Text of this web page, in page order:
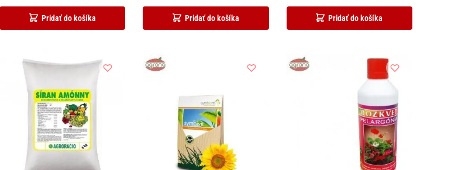
Pridať do košíka Pridať do košíka Pridať do košíka